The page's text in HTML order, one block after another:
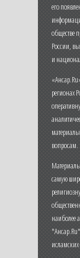
его
обществе
России,
и
регионах
вопросам.
самую
наиболее